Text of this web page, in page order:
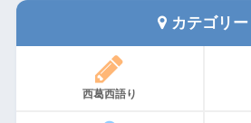
カテゴリー
西葛西語り